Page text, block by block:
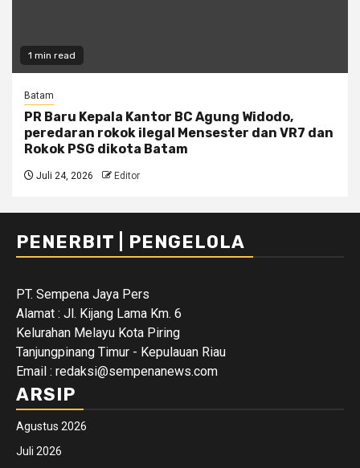
1 min read
Batam
PR Baru Kepala Kantor BC Agung Widodo,
peredaran rokok ilegal Mensester dan VR7 dan
Rokok PSG dikota Batam
Juli 24, 2026 Editor
PENERBIT | PENGELOLA
PT. Sempena Jaya Pers
Alamat : Jl. Kijang Lama Km. 6
Kelurahan Melayu Kota Piring
Tanjungpinang Timur - Kepulauan Riau
Email : redaksi@sempenanews.com
ARSIP
Agustus 2026
Juli 2026